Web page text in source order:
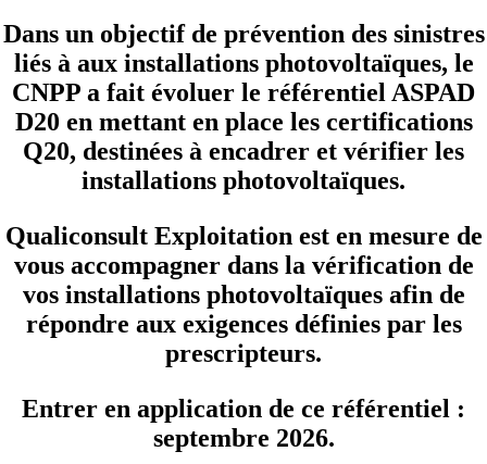
Dans un objectif de prévention des sinistres
liés à aux installations photovoltaïques, le
CNPP a fait évoluer le référentiel ASPAD
D20 en mettant en place les certifications
Q20, destinées à encadrer et vérifier les
installations photovoltaïques.
Qualiconsult Exploitation est en mesure de
vous accompagner dans la vérification de
vos installations photovoltaïques afin de
répondre aux exigences définies par les
prescripteurs.
Entrer en application de ce référentiel :
septembre 2026.